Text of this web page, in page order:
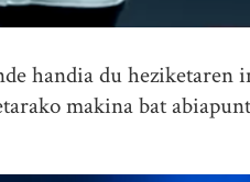
handia du heziketaren
makina bat